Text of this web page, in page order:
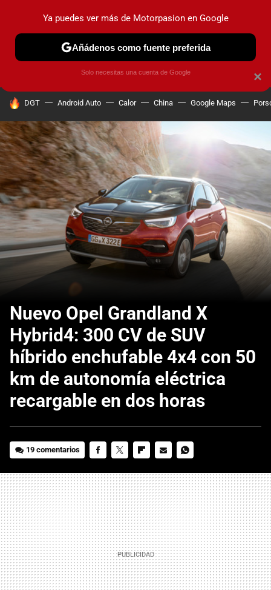
PRUEBAS COCHES ELÉCTRICOS OBSERVATORIO
HOY SE HABLA DE
DGT Android Auto Calor China Google Maps
Nuevo Opel Grandland X
Hybrid4: 300 CV de SUV
híbrido enchufable 4x4 con 50
km de autonomía eléctrica
recargable en dos horas
19 comentarios
MAIL
×
Ya puedes ver más de Motorpasion en Google
Añádenos como fuente preferida
Solo necesitas una cuenta de Google